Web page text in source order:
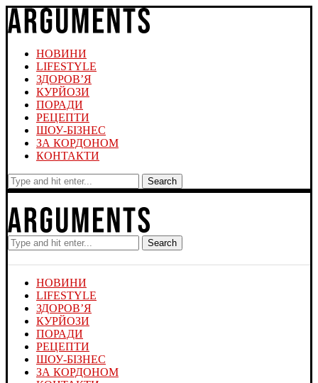
НОВИНИ
LIFESTYLE
ЗДОРОВ’Я
КУРЙОЗИ
ПОРАДИ
РЕЦЕПТИ
ШОУ-БІЗНЕС
ЗА КОРДОНОМ
КОНТАКТИ
Search
Search
НОВИНИ
LIFESTYLE
ЗДОРОВ’Я
КУРЙОЗИ
ПОРАДИ
РЕЦЕПТИ
ШОУ-БІЗНЕС
ЗА КОРДОНОМ